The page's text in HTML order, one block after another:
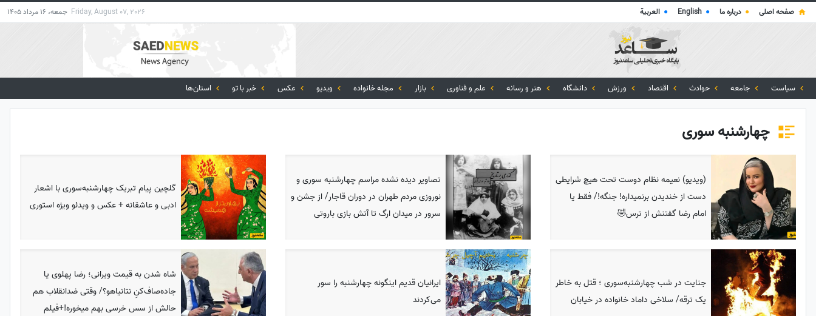
صفحه اصلی ● درباره ما ●
English
● العربية Friday, August 07, 2026 جمعه، 16 مرداد 1405
سیاست جامعه حوادث اقتصاد ورزش دانشگاه هنر و رسانه علم و فناوری بازار مجله خانواده ویدیو عکس خبر با تو استان‌ها
چهارشنبه سوری
(ویدیو) نعیمه نظام دوست تحت هیچ شرایطی
دست از خندیدن برنمیداره! جنگه!/ فقط یا
امام رضا گفتنش از ترس🤣
تصاویر دیده نشده مراسم چهارشنبه سوری و
نوروزی مردم طهران در دوران قاجار/ از جشن و
سرور در میدان ارگ تا آتش بازی باروتی
گلچین پیام تبریک چهارشنبه‌سوری با اشعار
ادبی و عاشقانه + عکس و ویدئو ویژه استوری
جنایت در شب چهارشنبه‌سوری ؛ قتل به خاطر
یک ترقه/ سلاخی داماد خانواده در خیابان
ایرانیان قدیم اینگونه چهارشنبه را سور
می‌کردند
شاه شدن به قیمت ویرانی؛ رضا پهلوی یا
جاده‌صاف‌کنِ نتانیاهو؟/ وقتی ضدانقلاب هم
حالش از سس خرسی بهم میخوره!+فیلم